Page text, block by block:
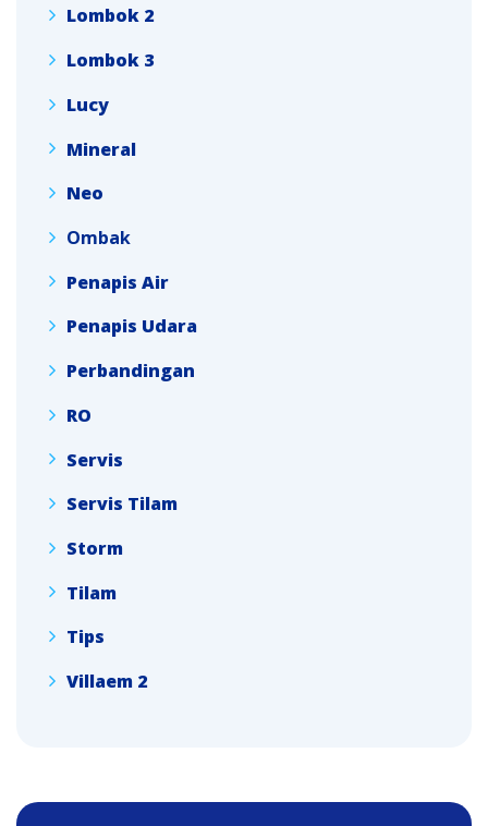
Lombok 2
Lombok 3
Lucy
Mineral
Neo
Ombak
Penapis Air
Penapis Udara
Perbandingan
RO
Servis
Servis Tilam
Storm
Tilam
Tips
Villaem 2